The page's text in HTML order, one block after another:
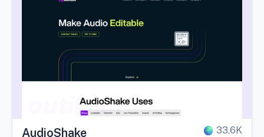
AudioShake 33,6K